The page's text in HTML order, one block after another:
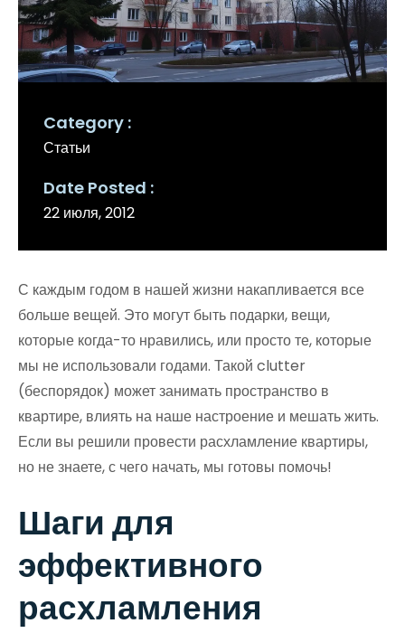
Category
Статьи
Date Posted
22 июля, 2012
С каждым годом в нашей жизни накапливается все
больше вещей. Это могут быть подарки, вещи,
которые когда-то нравились, или просто те, которые
мы не использовали годами. Такой clutter
(беспорядок) может занимать пространство в
квартире, влиять на наше настроение и мешать жить.
Если вы решили провести расхламление квартиры,
но не знаете, с чего начать, мы готовы помочь!
Шаги для
эффективного
расхламления